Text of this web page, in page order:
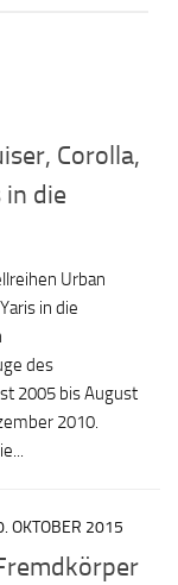
Corolla,
in die
Urban
in die
des
2005 bis August
2010.
OKTOBER 2015